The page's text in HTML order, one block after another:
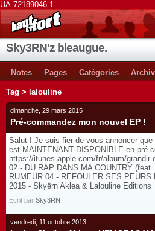
UA-72189046-1
Sky3RN'z bleaugue.
Notes Pages Catégories
Tag > lalouline
dimanche, 29 mars 2015
Pré-commandez mon nouvel EP !
Salut ! Je suis fier de vous annoncer
est MAINTENANT DISPONIBLE en
https://itunes.apple.com/fr/album/
02 - DU RAP DANS MA COUNTRY
RUMEUR 04 - REFOULER SES
2015 - Skyërn Aklea & Lalouline Editions
Écrit par Sky3RN
vendredi, 11 octobre 2013